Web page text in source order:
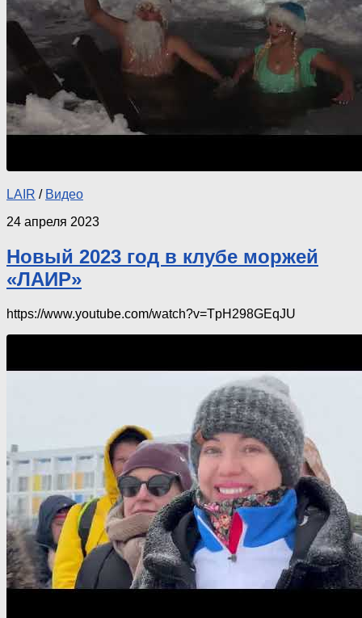
LAIR / Видео
24 апреля 2023
Новый 2023 год в клубе моржей
«ЛАИР»
https://www.youtube.com/watch?v=TpH298GEqJU